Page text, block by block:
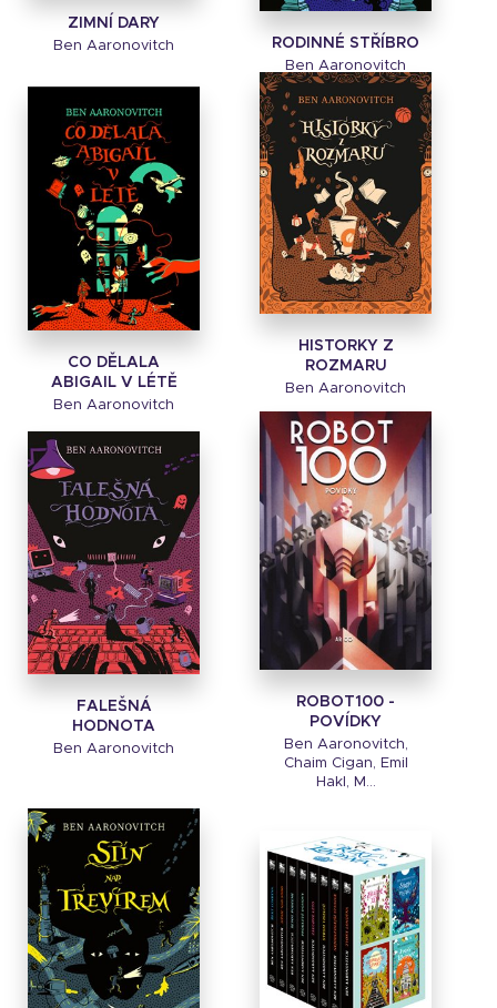
ZIMNÍ DARY
Ben Aaronovitch RODINNÉ STŘÍBRO
Ben Aaronovitch
CO DĚLALA
ABIGAIL V LÉTĚ
Ben Aaronovitch
HISTORKY Z
ROZMARU
Ben Aaronovitch
FALEŠNÁ
HODNOTA
Ben Aaronovitch
ROBOT100 -
POVÍDKY
Ben Aaronovitch,
Chaim Cigan, Emil
Hakl, M...